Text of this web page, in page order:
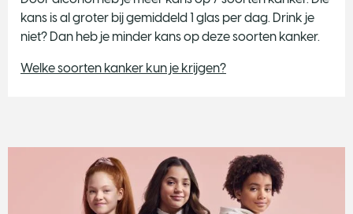
kans is al groter bij gemiddeld 1 glas per dag. Drink je
niet? Dan heb je minder kans op deze soorten kanker.
Welke soorten kanker kun je krijgen?